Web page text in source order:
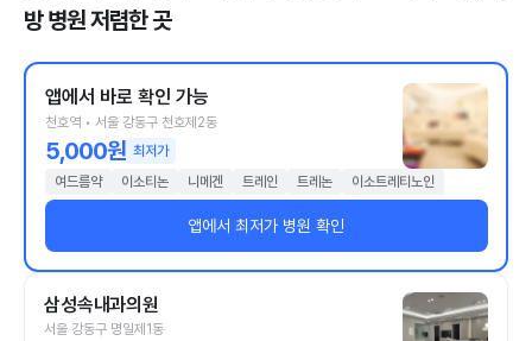
방 병원 저렴한 곳
앱에서 바로 확인 가능
천호역 • 서울 강동구 천호제2동
5,000원 최저가
여드름약
이소티논 니메겐 트레인 트레논 이소트레티노인
앱에서 최저가 병원 확인
삼성속내과의원
서울 강동구 명일제1동